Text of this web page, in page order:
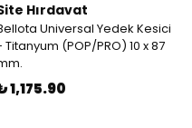
Hırdavat
Universal Yedek Kesici
Titanyum (POP/PRO) 10 x 87
1,175.90